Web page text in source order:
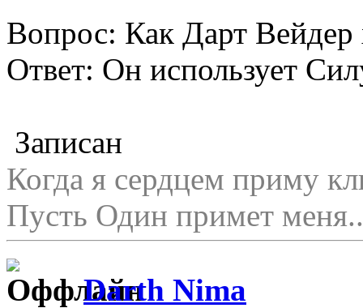
Вопрос: Как Дарт Вейдер
Ответ: Он использует
Записан
Когда я сердцем приму
Пусть Один примет
Darth Nima